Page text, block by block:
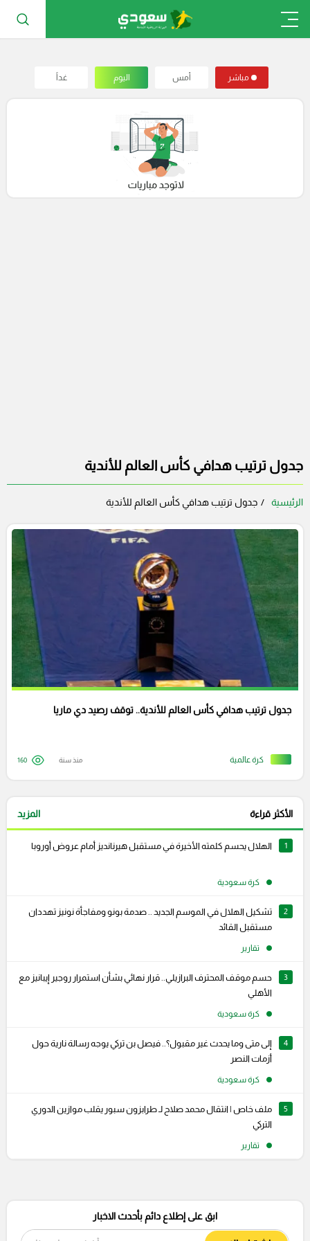
مباشر أمس اليوم غداً
جدول ترتيب هدافي كأس العالم للأندية
الرئيسية جدول ترتيب هدافي كأس العالم للأندية
كرة عالمية
جدول ترتيب هدافي كأس العالم للأندية.. توقف رصيد دي ماريا
منذ سنة 160
الأكثر قراءة المزيد
1 الهلال يحسم كلمته الأخيرة في مستقبل هيرنانديز أمام عروض أوروبا
كرة سعودية
2
تشكيل الهلال في الموسم الجديد .. صدمة بونو ومفاجأة نونيز تهددان
مستقبل القائد
تقارير
3
حسم موقف المحترف البرازيلي.. قرار نهائي بشأن استمرار روجير إيبانيز مع
الأهلي
كرة سعودية
4
إلى متى وما يحدث غير مقبول؟.. فيصل بن تركي يوجه رسالة نارية حول
أزمات النصر
كرة سعودية
5
ملف خاص | انتقال محمد صلاح لـ طرابزون سبور يقلب موازين الدوري
التركي
تقارير
ابق على إطلاع دائم بأحدث الاخبار